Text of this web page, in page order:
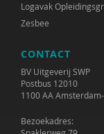
Logavak
Zesbee
CONTACT
BV Uitgeverij SWP
Postbus 12010
1100 AA
Bezoekadres: